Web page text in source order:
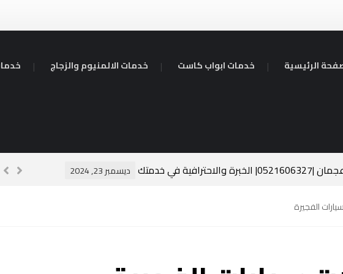
الرئيسية خدمات ابواب كاست خدمات الالمنيوم والزجاج
والاحترافية في خدمتك ديسمبر 23, 2024
الفجيرة